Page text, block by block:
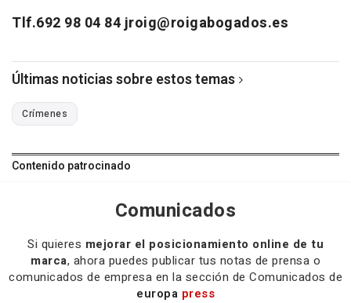
Tlf.692 98 04 84 jroig@roigabogados.es
Últimas noticias sobre estos temas
Crímenes
Contenido patrocinado
Comunicados
Si quieres mejorar el posicionamiento online de tu
marca, ahora puedes publicar tus notas de prensa o
comunicados de empresa en la sección de Comunicados de
europa press